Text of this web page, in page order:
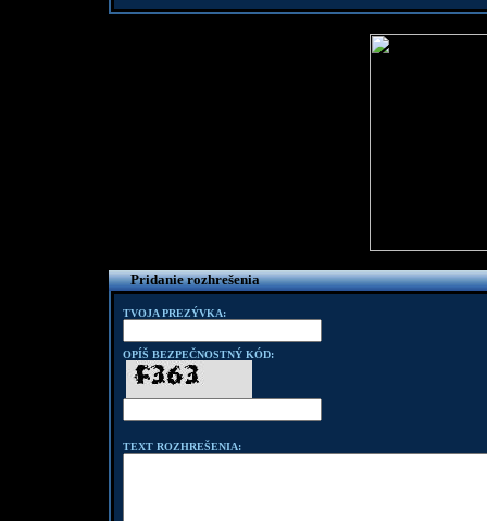
Pridanie rozhrešenia
TVOJA PREZÝVKA:
OPÍŠ BEZPEČNOSTNÝ KÓD:
TEXT ROZHREŠENIA: